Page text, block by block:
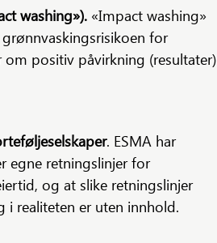
washing»). «Impact washing»
for
positiv påvirkning (resultater)
. ESMA har
egne retningslinjer for
og at slike retningslinjer
i realiteten er uten innhold.